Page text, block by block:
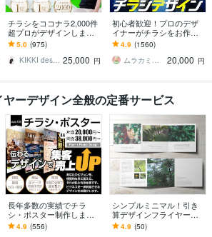
チラシをココナラ2,000件
超プロがデザインします
美しいレイアウト、目を
惹くビジュアルのフライ
ヤー・チラシ
5.0 (975)
KIKKI design 25,000 円
初心者歓迎！プロのデザ
イナーがチラシをお作り
します ココナラ初心者も
歓迎！企業から個人まで
高品質を安価でお届け！
4.9 (1560)
ムラカミラボ
20,000 円
ーデザイン全般の定番サービス
長年多数の実績でチラ
シ・ポスター制作します
印象に残る、伝わるデザ
インで効果アップ
4.9 (556)
シンプルミニマル！引き
算デザインフライヤー作
ります 思わず手に取る…
無駄を削ぎ落とした美し
4.9 (50)